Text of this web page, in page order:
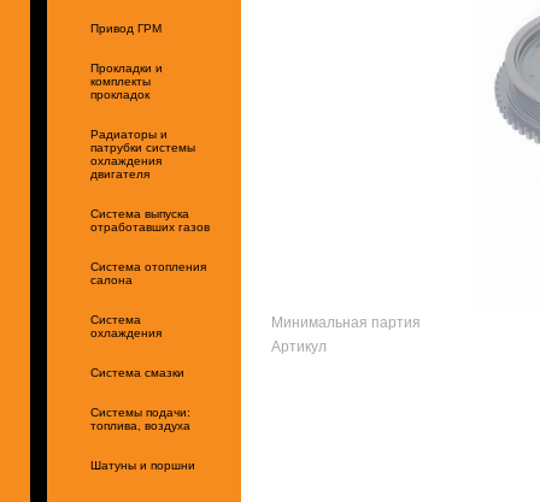
Привод ГРМ
Прокладки и
комплекты
прокладок
Радиаторы и
патрубки системы
охлаждения
двигателя
Система выпуска
отработавших газов
Система отопления
салона
Система
охлаждения
Система смазки
Системы подачи:
топлива, воздуха
Шатуны и поршни
Минимальная партия
Артикул